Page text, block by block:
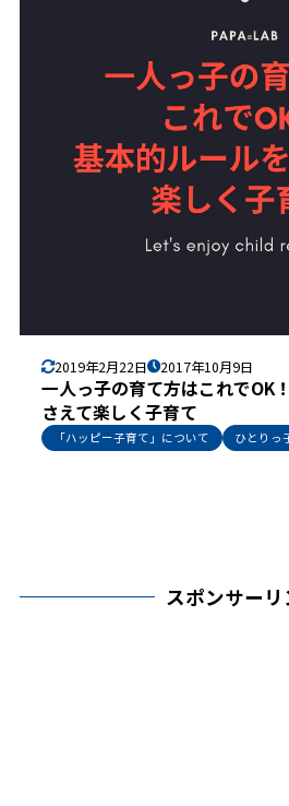
2019年2月22日 2017年10月9日
一人っ子の育て方はこれでOK
さえて楽しく子育て
「ハッピー子育て」について
ひとりっ
スポンサーリ